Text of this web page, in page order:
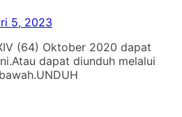
5, 2023
(64) Oktober 2020 dapat
dapat diunduh melalui